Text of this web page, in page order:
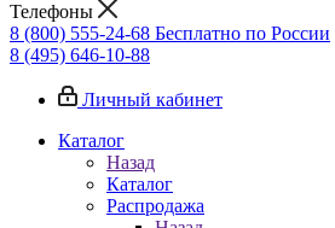
Телефоны
8 (800) 555-24-68 Бесплатно по России
8 (495) 646-10-88
Личный кабинет
Каталог
Назад
Каталог
Распродажа